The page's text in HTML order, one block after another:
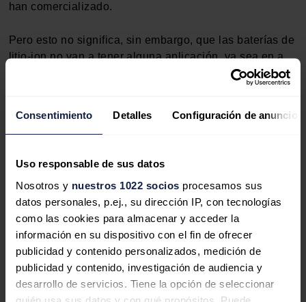
Consentimiento Detalles Configuración de anuncios
Uso responsable de sus datos
Nosotros y nuestros 1022 socios procesamos sus
datos personales, p.ej., su dirección IP, con tecnologías
como las cookies para almacenar y acceder la
información en su dispositivo con el fin de ofrecer
publicidad y contenido personalizados, medición de
publicidad y contenido, investigación de audiencia y
desarrollo de servicios. Tiene la opción de seleccionar
quién usa sus datos y con qué propósitos. Puede
han comercializado.
Pero esto no significa, sin embargo, que las baterías de
litio-ion no van a tener alguna aplicación, ya sea en a
nivel de compañía eléctrica o para usuarios
las
el equilibrio de oferta y demanda que los actuales
equipos de generación.
Esto será muy importante para gestionar la red de
manera más eficaz y para bajar aún más los costes de
electricidad. Sin embargo, es probable que sea una
aplicación de nicho para las baterías de litio-ion en
comparación con su uso en vehículos eléctricos (EVs)
de almacenamiento de energía.
Los ganadores del almacenamiento serán, por lo tanto,